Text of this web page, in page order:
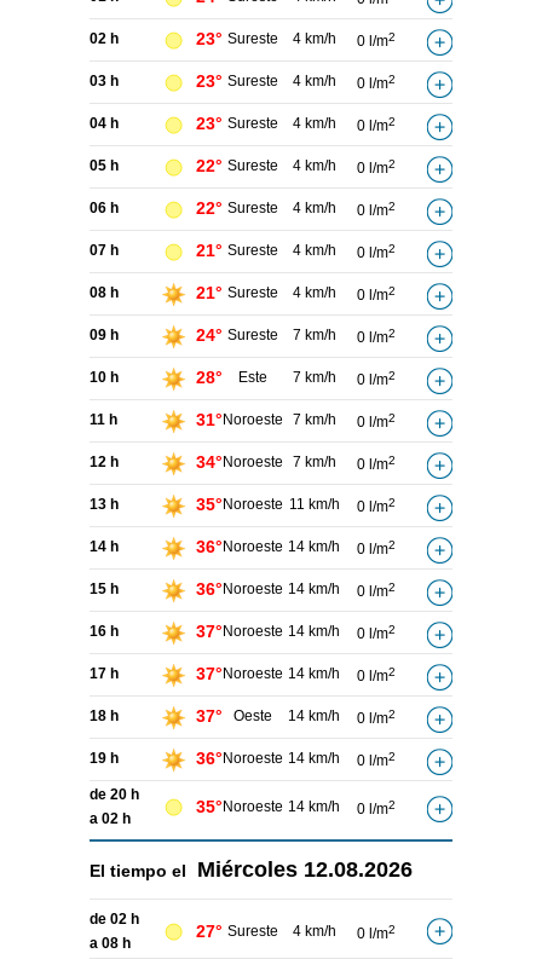
02 h 23° Sureste 4 km/h 0 l/m2
03 h 23° Sureste 4 km/h 0 l/m2
04 h 23° Sureste 4 km/h 0 l/m2
05 h 22° Sureste 4 km/h 0 l/m2
06 h 22° Sureste 4 km/h 0 l/m2
07 h 21° Sureste 4 km/h 0 l/m2
08 h 21° Sureste 4 km/h 0 l/m2
09 h 24° Sureste 7 km/h 0 l/m2
10 h 28° Este 7 km/h 0 l/m2
11 h 31° Noroeste 7 km/h 0 l/m2
12 h 34° Noroeste 7 km/h 0 l/m2
13 h 35° Noroeste 11 km/h 0 l/m2
14 h 36° Noroeste 14 km/h 0 l/m2
15 h 36° Noroeste 14 km/h 0 l/m2
16 h 37° Noroeste 14 km/h 0 l/m2
17 h 37° Noroeste 14 km/h 0 l/m2
18 h 37° Oeste 14 km/h 0 l/m2
19 h 36° Noroeste 14 km/h 0 l/m2
de 20 h
a 02 h
35° Noroeste 14 km/h 0 l/m2
El tiempo el Miércoles 12.08.2026
de 02 h
a 08 h
27° Sureste 4 km/h 0 l/m2